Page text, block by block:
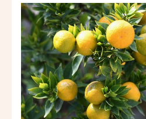
VON
BISCHÖFEN
UND
POMERANZEN